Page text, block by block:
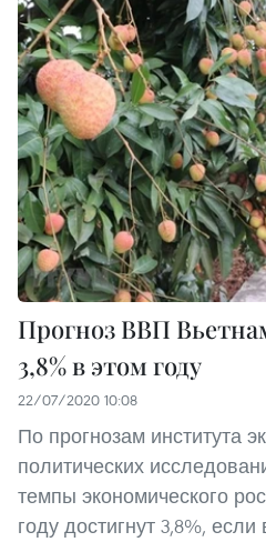
Прогноз ВВП
3,8% в этом году
22/07/2020 10:08
По прогнозам института
политических
темпы экономического
году достигнут 3,8%,